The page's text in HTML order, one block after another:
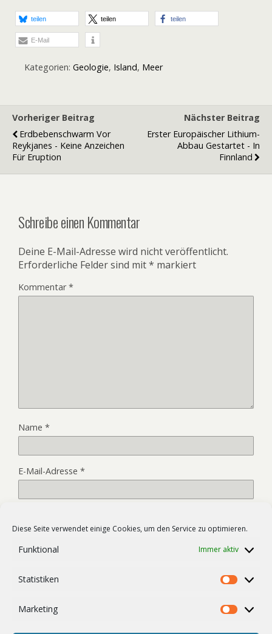
Diese Seite verwendet einige Cookies, um den Service zu optimieren.
Funktional Immer aktiv
Statistiken
Marketing
teilen teilen teilen
E-Mail
Kategorien: Geologie, Island, Meer
Vorheriger Beitrag
Erdbebenschwarm Vor
Reykjanes - Keine Anzeichen
Für Eruption
Nächster Beitrag
Erster Europäischer Lithium-
Abbau Gestartet - In
Finnland
Schreibe einen Kommentar
Deine E-Mail-Adresse wird nicht veröffentlicht.
Erforderliche Felder sind mit* markiert
Kommentar*
Name *
E-Mail-Adresse *
meinen nächsten Kommentar speichern.